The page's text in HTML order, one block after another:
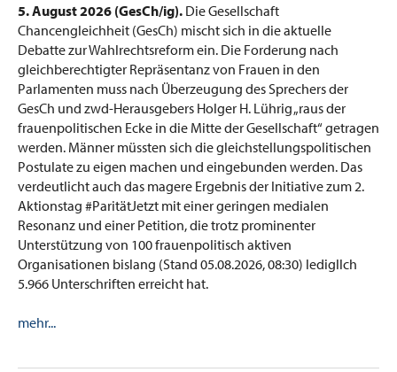
5. August 2026 (GesCh/ig). Die Gesellschaft
Chancengleichheit (GesCh) mischt sich in die aktuelle
Debatte zur Wahlrechtsreform ein. Die Forderung nach
gleichberechtigter Repräsentanz von Frauen in den
Parlamenten muss nach Überzeugung des Sprechers der
GesCh und zwd-Herausgebers Holger H. Lührig „raus der
frauenpolitischen Ecke in die Mitte der Gesellschaft“ getragen
werden. Männer müssten sich die gleichstellungspolitischen
Postulate zu eigen machen und eingebunden werden. Das
verdeutlicht auch das magere Ergebnis der Initiative zum 2.
Aktionstag #ParitätJetzt mit einer geringen medialen
Resonanz und einer Petition, die trotz prominenter
Unterstützung von 100 frauenpolitisch aktiven
Organisationen bislang (Stand 05.08.2026, 08:30) ledigllch
5.966 Unterschriften erreicht hat.
mehr...